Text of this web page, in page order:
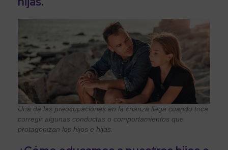
Una de las preocupaciones en la crianza llega cuando toca
corregir algunas conductas o comportamientos que
protagonizan los hijos e hijas.